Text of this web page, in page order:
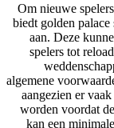
Om nieuwe
biedt golden palace
aan. Deze
spelers tot
algemene
aangezien er
worden voordat
kan een